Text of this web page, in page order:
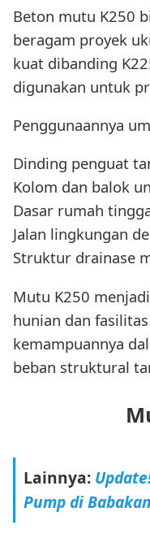
Beton mutu K250
beragam proyek
kuat dibanding
digunakan untuk
Penggunaannya
Dinding penguat
Kolom dan balok
Dasar rumah
Jalan lingkungan
Struktur drainase
Mutu K250
hunian dan
kemampuannya
beban struktural
Lainnya:
Pump di